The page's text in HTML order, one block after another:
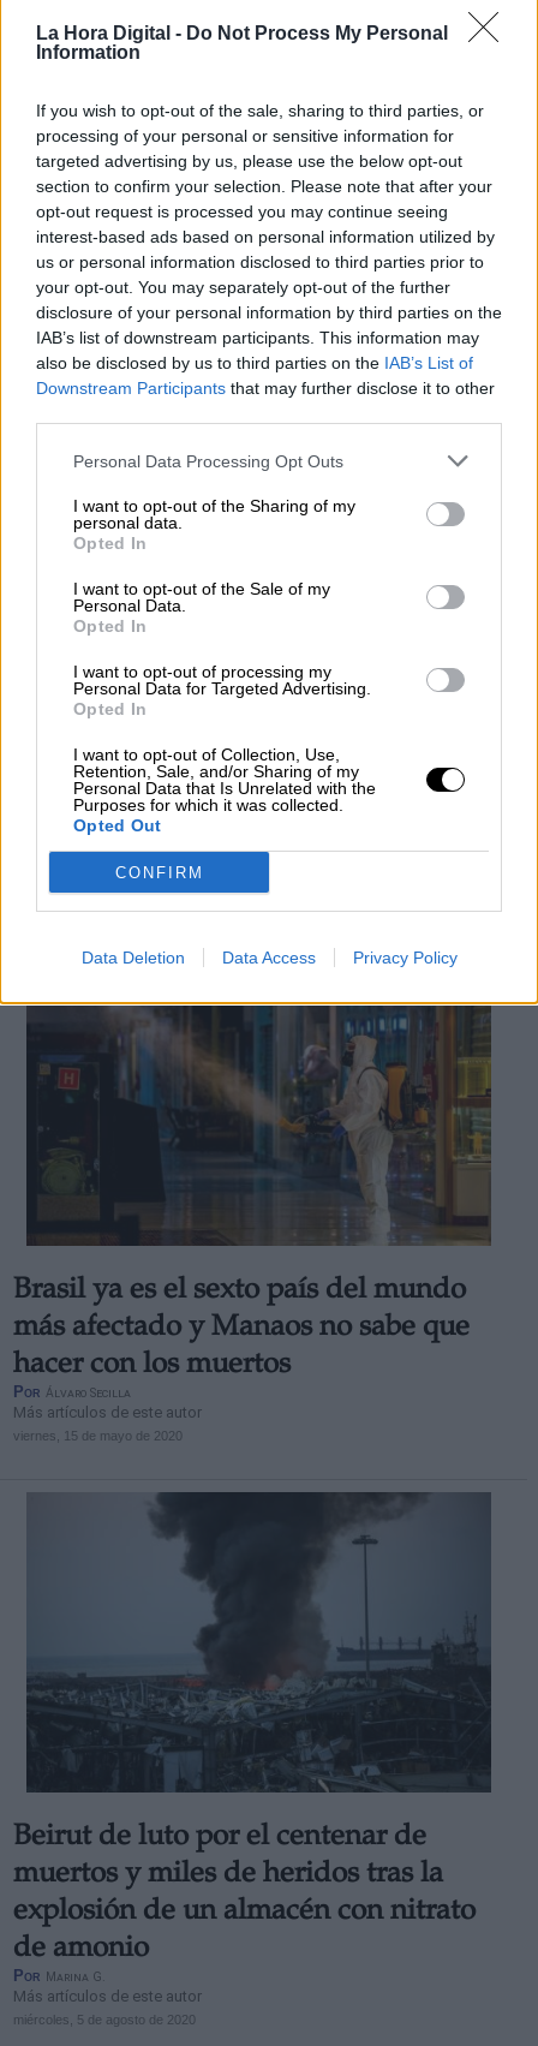
La Hora Digital - Do Not Process My Personal
Information
If you wish to opt-out of the sale, sharing to third parties, or
processing of your personal or sensitive information for
targeted advertising by us, please use the below opt-out
section to confirm your selection. Please note that after your
opt-out request is processed you may continue seeing
interest-based ads based on personal information utilized by
us or personal information disclosed to third parties prior to
your opt-out. You may separately opt-out of the further
disclosure of your personal information by third parties on the
IAB’s list of downstream participants. This information may
also be disclosed by us to third parties on the IAB’s List of
Downstream Participants that may further disclose it to other
Personal Data Processing Opt Outs
I want to opt-out of the Sharing of my
personal data.
Opted In
I want to opt-out of the Sale of my
Personal Data.
Opted In
I want to opt-out of processing my
Personal Data for Targeted Advertising.
Opted In
I want to opt-out of Collection, Use,
Retention, Sale, and/or Sharing of my
Personal Data that Is Unrelated with the
Purposes for which it was collected.
Opted Out
CONFIRM
Data Deletion Data Access Privacy Policy
Italia no da abasto para enterrar a sus
muertos en el norte y ve inevitable
prolongar el confinamiento
PorMiriam Rosco
Más artículos de este autor
jueves, 19 de marzo de 2020
Se prohíben los velatorios y se
restringe su acceso a tres las personas
Más artículos de este autor
lunes, 30 de marzo de 2020
Brasil ya es el sexto país del mundo
más afectado y Manaos no sabe que
hacer con los muertos
Por Álvaro Secilla
Más artículos de este autor
viernes, 15 de mayo de 2020
Beirut de luto por el centenar de
muertos y miles de heridos tras la
explosión de un almacén con nitrato
de amonio
Por Marina G.
Más artículos de este autor
miércoles, 5 de agosto de 2020